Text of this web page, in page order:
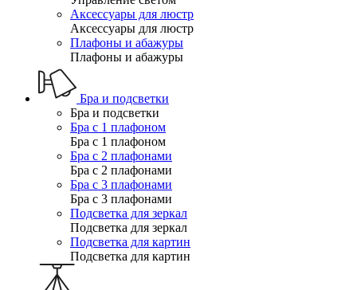
Аксессуары для люстр
Аксессуары для люстр
Плафоны и абажуры
Плафоны и абажуры
Бра и подсветки
Бра и подсветки
Бра с 1 плафоном
Бра с 1 плафоном
Бра с 2 плафонами
Бра с 2 плафонами
Бра с 3 плафонами
Бра с 3 плафонами
Подсветка для зеркал
Подсветка для зеркал
Подсветка для картин
Подсветка для картин